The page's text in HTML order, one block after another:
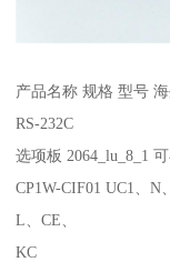
产品名称 规格 型号
RS-232C
选项板 2064_lu_8_1
CP1W-CIF01 UC1、N
L、CE、
KC